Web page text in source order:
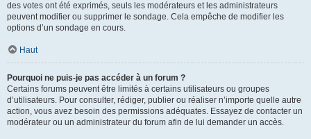
des votes ont été exprimés, seuls les modérateurs et les administrateurs
peuvent modifier ou supprimer le sondage. Cela empêche de modifier les
options d’un sondage en cours.
Haut
Pourquoi ne puis-je pas accéder à un forum ?
Certains forums peuvent être limités à certains utilisateurs ou groupes
d’utilisateurs. Pour consulter, rédiger, publier ou réaliser n’importe quelle autre
action, vous avez besoin des permissions adéquates. Essayez de contacter un
modérateur ou un administrateur du forum afin de lui demander un accès.